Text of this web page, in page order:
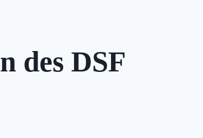
des DSF